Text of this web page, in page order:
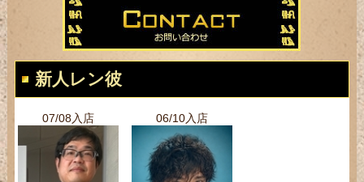
新人レン彼
07/08入店 06/10入店